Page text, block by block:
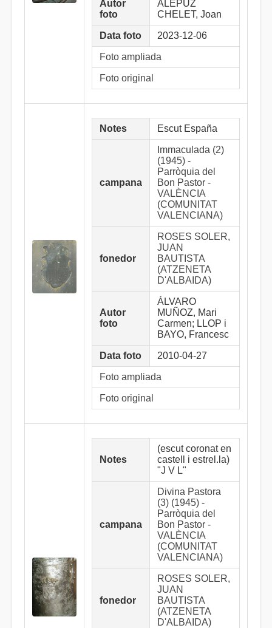
Autor
foto
ALEPUZ
CHELET, Joan
Data foto 2023-12-06
Foto ampliada
Foto original
Notes Escut España
campana
Immaculada (2)
(1945) -
Parròquia del
Bon Pastor -
VALÈNCIA
(COMUNITAT
VALENCIANA)
fonedor
ROSES SOLER,
JUAN
BAUTISTA
(ATZENETA
D'ALBAIDA)
Autor
foto
ÁLVARO
MUÑOZ, Mari
Carmen; LLOP i
BAYO, Francesc
Data foto 2010-04-27
Foto ampliada
Foto original
Notes
(escut coronat en
castell i estrel.la)
"J V L"
campana
Divina Pastora
(3) (1945) -
Parròquia del
Bon Pastor -
VALÈNCIA
(COMUNITAT
VALENCIANA)
fonedor
ROSES SOLER,
JUAN
BAUTISTA
(ATZENETA
D'ALBAIDA)